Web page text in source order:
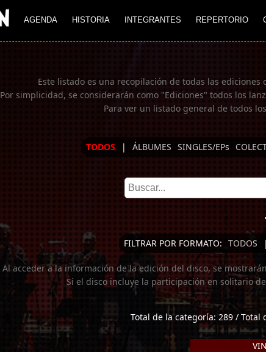
AGENDA HISTORIA INTEGRANTES REPERTORIO
Este listado es una recopilación de todas las
Por simplicidad, se considerarán como "Ediciones" todos los
Para ver un listado general de todos
TODOS | ÁLBUMES SINGLES/EPs
FILTRAR POR FORMATO: TODOS |
Al acceder a la información de la edición del disco, se
Si el disco incluye la participación en solitario
Total de la categoría: 289 /